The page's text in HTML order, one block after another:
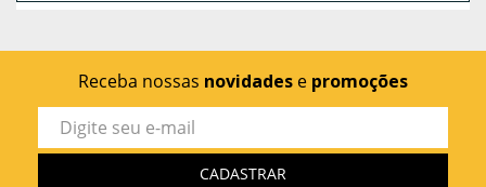
Receba nossas novidades e promoções